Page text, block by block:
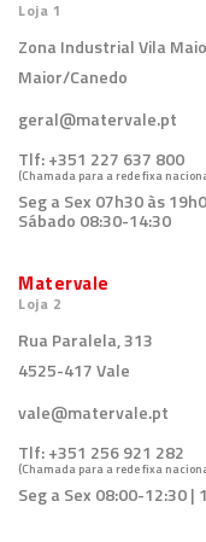
Loja 1
Zona Industrial Vila
Maior/Canedo
geral@matervale.pt
Tlf:+351 227 637 800
(Chamada para a rede fixa
Seg a Sex 07h30 às
Sábado 08:30-14:30
Matervale
Loja 2
Rua Paralela, 313
4525-417 Vale
vale@matervale.pt
Tlf:+351 256 921 282
(Chamada para a rede fixa
Seg a Sex 08:00-12:30 |